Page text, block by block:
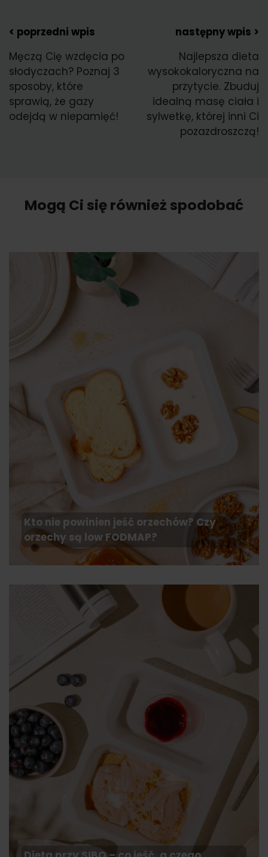
< poprzedni wpis
Męczą Cię wzdęcia po
słodyczach? Poznaj 3
sposoby, które
sprawią, że gazy
odejdą w niepamięć!
następny wpis >
Najlepsza dieta
wysokokaloryczna na
przytycie. Zbuduj
idealną masę ciała i
sylwetkę, której inni Ci
pozazdroszczą!
Mogą Ci się również spodobać
Kto nie powinien jeść orzechów? Czy
orzechy są low FODMAP?